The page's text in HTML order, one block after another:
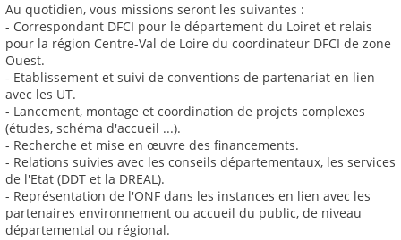
Au quotidien, vous missions seront les suivantes :
- Correspondant DFCI pour le département du Loiret et relais
pour la région Centre-Val de Loire du coordinateur DFCI de zone
Ouest.
- Etablissement et suivi de conventions de partenariat en lien
avec les UT.
- Lancement, montage et coordination de projets complexes
(études, schéma d'accueil ...).
- Recherche et mise en œuvre des financements.
- Relations suivies avec les conseils départementaux, les services
de l'Etat (DDT et la DREAL).
- Représentation de l'ONF dans les instances en lien avec les
partenaires environnement ou accueil du public, de niveau
départemental ou régional.